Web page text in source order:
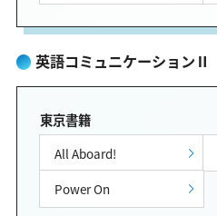
英語コミュニケーションⅡ
東京書籍
All Aboard!
Power On